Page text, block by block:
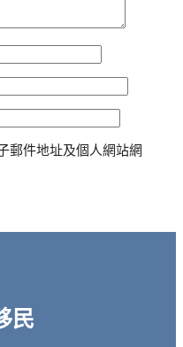
郵件地址及個人網站網
民